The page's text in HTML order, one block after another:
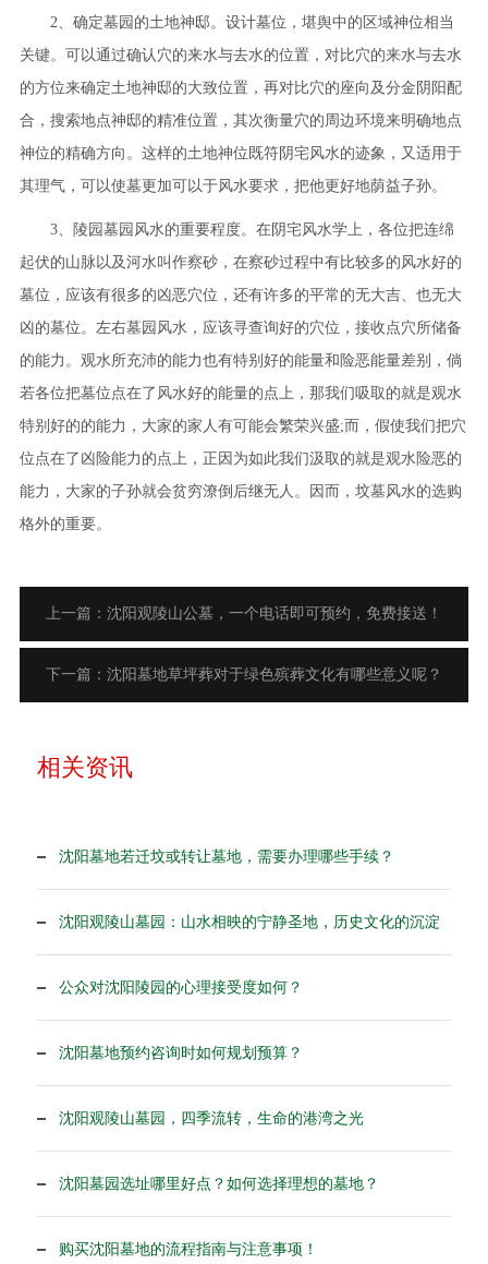
2、确定墓园的土地神邸。设计墓位，堪舆中的区域神位相当
关键。可以通过确认穴的来水与去水的位置，对比穴的来水与去水
的方位来确定土地神邸的大致位置，再对比穴的座向及分金阴阳配
合，搜索地点神邸的精准位置，其次衡量穴的周边环境来明确地点
神位的精确方向。这样的土地神位既符阴宅风水的迹象，又适用于
其理气，可以使墓更加可以于风水要求，把他更好地荫益子孙。
3、陵园墓园风水的重要程度。在阴宅风水学上，各位把连绵
起伏的山脉以及河水叫作察砂，在察砂过程中有比较多的风水好的
墓位，应该有很多的凶恶穴位，还有许多的平常的无大吉、也无大
凶的墓位。左右墓园风水，应该寻查询好的穴位，接收点穴所储备
的能力。观水所充沛的能力也有特别好的能量和险恶能量差别，倘
若各位把墓位点在了风水好的能量的点上，那我们吸取的就是观水
特别好的的能力，大家的家人有可能会繁荣兴盛;而，假使我们把穴
位点在了凶险能力的点上，正因为如此我们汲取的就是观水险恶的
能力，大家的子孙就会贫穷潦倒后继无人。因而，坟墓风水的选购
格外的重要。
上一篇：沈阳观陵山公墓，一个电话即可预约，免费接送！
下一篇：沈阳墓地草坪葬对于绿色殡葬文化有哪些意义呢？
相关资讯
沈阳墓地若迁坟或转让墓地，需要办理哪些手续？
沈阳观陵山墓园：山水相映的宁静圣地，历史文化的沉淀
公众对沈阳陵园的心理接受度如何？
沈阳墓地预约咨询时如何规划预算？
沈阳观陵山墓园，四季流转，生命的港湾之光
沈阳墓园选址哪里好点？如何选择理想的墓地？
购买沈阳墓地的流程指南与注意事项！